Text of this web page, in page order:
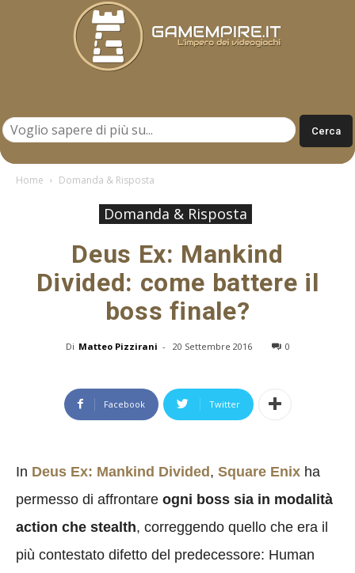
Home Domanda & Risposta
Domanda & Risposta
Deus Ex: Mankind
Divided: come battere il
boss finale?
Di Matteo Pizzirani - 20 Settembre 2016 0
Facebook Twitter
In Deus Ex: Mankind Divided, Square Enix ha
permesso di affrontare ogni boss sia in modalità
action che stealth, correggendo quello che era il
più contestato difetto del predecessore: Human